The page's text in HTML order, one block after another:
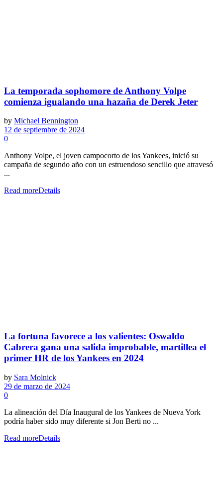
La temporada sophomore de Anthony Volpe
comienza igualando una hazaña de Derek Jeter
by Michael Bennington
12 de septiembre de 2024
0
Anthony Volpe, el joven campocorto de los Yankees, inició su
campaña de segundo año con un estruendoso sencillo que atravesó
...
Read moreDetails
La fortuna favorece a los valientes: Oswaldo
Cabrera gana una salida improbable, martillea el
primer HR de los Yankees en 2024
by Sara Molnick
29 de marzo de 2024
0
La alineación del Día Inaugural de los Yankees de Nueva York
podría haber sido muy diferente si Jon Berti no ...
Read moreDetails